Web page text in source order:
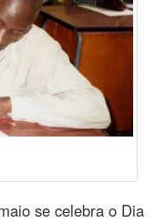
se celebra o Dia